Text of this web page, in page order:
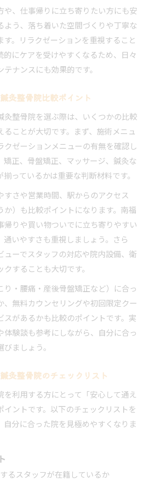
や、仕事帰りに立ち寄りたい方にも安
よう、落ち着いた空間づくりや丁寧な
す。リラクゼーションを重視すること
的にケアを受けやすくなるため、日々
ナンスにも効果的です。
灸整骨院比較ポイント
灸整骨院を選ぶ際は、いくつかの比較
ることが大切です。まず、施術メニュ
クゼーションメニューの有無を確認し
矯正、骨盤矯正、マッサージ、鍼灸な
っているかは重要な判断材料です。
すさや営業時間、駅からのアクセス
か）も比較ポイントになります。南福
帰りや買い物ついでに立ち寄りやすい
通いやすさも重視しましょう。さら
ューでスタッフの対応や院内設備、衛
することも大切です。
り・腰痛・産後骨盤矯正など）に合っ
、無料カウンセリングや初回限定クー
スがあるかも比較のポイントです。実
体験談も参考にしながら、自分に合っ
ましょう。
灸整骨院のチェックリスト
を利用する方にとって「安心して通え
イントです。以下のチェックリストを
自分に合った院を見極めやすくなりま
るスタッフが在籍しているか